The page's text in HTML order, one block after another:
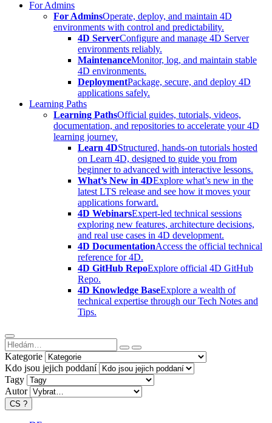
For Admins
For AdminsOperate, deploy, and maintain 4D
environments with control and predictability.
4D ServerConfigure and manage 4D Server
environments reliably.
MaintenanceMonitor, log, and maintain stable
4D environments.
DeploymentPackage, secure, and deploy 4D
applications safely.
Learning Paths
Learning PathsOfficial guides, tutorials, videos,
documentation, and repositories to accelerate your 4D
learning journey.
Learn 4DStructured, hands-on tutorials hosted
on Learn 4D, designed to guide you from
beginner to advanced with interactive lessons.
What’s New in 4DExplore what’s new in the
latest LTS release and see how it moves your
applications forward.
4D WebinarsExpert-led technical sessions
exploring new features, architecture decisions,
and real use cases in 4D development.
4D DocumentationAccess the official technical
reference for 4D.
4D GitHub RepoExplore official 4D GitHub
Repo.
4D Knowledge BaseExplore a wealth of
technical expertise through our Tech Notes and
Tips.
Kategorie
Kdo jsou jejich poddaní
Tagy
Autor
CS ?